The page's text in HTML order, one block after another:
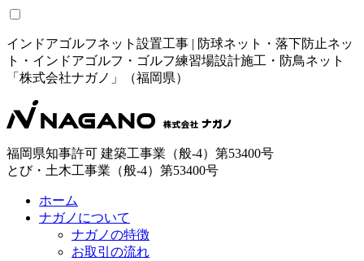
インドアゴルフネット設置工事 | 防球ネット・落下防止ネッ
ト・インドアゴルフ・ゴルフ練習場設計施工・防鳥ネット
「株式会社ナガノ」（福岡県）
福岡県知事許可 建築工事業（般-4）第53400号
とび・土木工事業（般-4）第53400号
ホーム
ナガノについて
ナガノの特徴
お取引の流れ